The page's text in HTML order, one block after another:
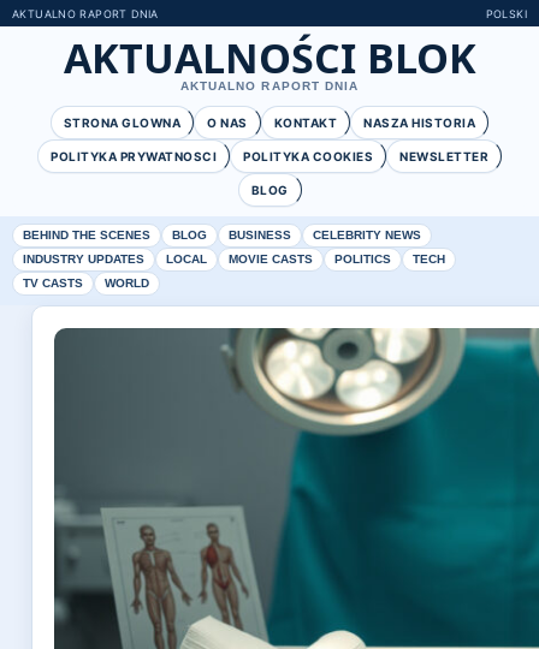
AKTUALNO RAPORT DNIA POLSKI
AKTUALNOŚCI BLOK
AKTUALNO RAPORT DNIA
STRONA GLOWNA O NAS KONTAKT NASZA HISTORIA
POLITYKA PRYWATNOSCI POLITYKA COOKIES NEWSLETTER
BLOG
BEHIND THE SCENES BLOG BUSINESS
CELEBRITY NEWS
INDUSTRY UPDATES
LOCAL MOVIE CASTS POLITICS
TECH
TV CASTS
WORLD